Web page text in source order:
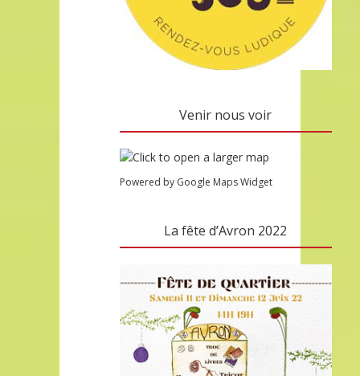
Venir nous voir
Powered by Google Maps Widget
La fête d’Avron 2022